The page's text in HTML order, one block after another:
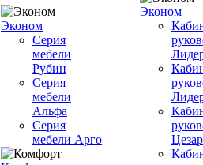
Эконом
Серия
мебели
Рубин
Серия
мебели
Альфа
Серия
мебели Арго
Эконом